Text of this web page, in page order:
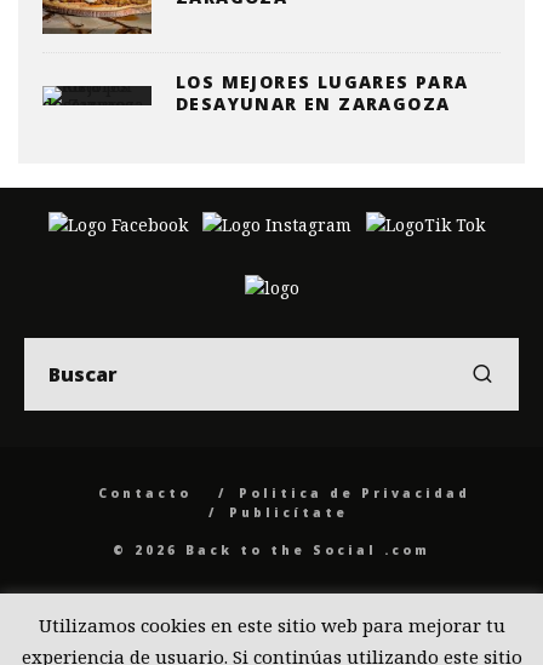
LOS MEJORES LUGARES PARA
DESAYUNAR EN ZARAGOZA
Contacto
Politica de Privacidad
Publicítate
© 2026 Back to the Social .com
Utilizamos cookies en este sitio web para mejorar tu
experiencia de usuario. Si continúas utilizando este sitio